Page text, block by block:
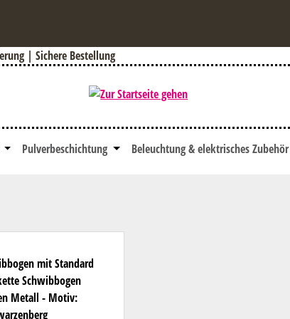
| Sichere Bestellung
Pulverbeschichtung Beleuchtung & elektrisches Zubehör